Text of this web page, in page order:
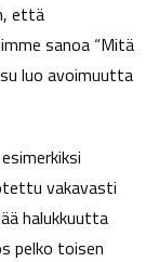
että
sanoa “Mitä
luo avoimuutta
vakavasti
halukkuutta
pelko toisen